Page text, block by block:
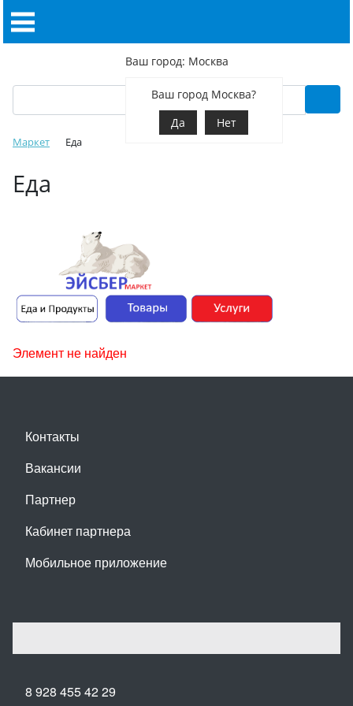
Ваш город: Москва
Ваш город Москва?
Да
Нет
Маркет Еда
Еда
Элемент не найден
Контакты
Вакансии
Партнер
Кабинет партнера
Мобильное приложение
8 928 455 42 29